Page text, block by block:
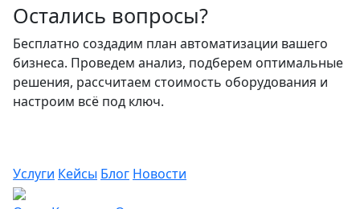
Остались вопросы?
Бесплатно создадим план автоматизации вашего
бизнеса. Проведем анализ, подберем оптимальные
решения, рассчитаем стоимость оборудования и
настроим всё под ключ.
Услуги Кейсы Блог Новости